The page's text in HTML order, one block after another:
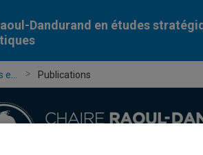
Dandurand en études
Publications